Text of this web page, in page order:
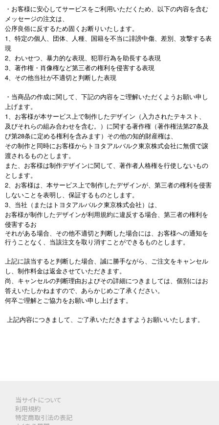
・お客様に安心してサービスをご利用いただくため、以下の内容を含む
メッセージの注文は、
公序良俗に反するため固くお断りいたします。
1、特定の個人、団体、人種、国籍を不当に誹謗中傷、差別、攻撃する表
現
2、わいせつ、暴力的な表現、犯罪行為を助長する表現
3、著作権・肖像権など第三者の権利を侵害する表現
4、その他当社が不適切と判断した表現
・当商品の作成に関して、下記の内容をご理解いただくようお願い申し
上げます。
1、お客様が本サービス上で制作したデザイン（入力されたテキスト、
及びそれらの組み合わせを含む。）に関する著作権（著作権法第27条及
び第28条に定める権利を含みます）その他の知的財産権は、
その制作と同時にお客様からトヨタアルバルク東京株式会社に無償で譲
渡されるものとします。
また、お客様は制作デザインに関して、著作者人格権を行使しないもの
とします。
2、お客様は、本サービス上で制作したデザインが、第三者の権利を侵害
しないことを表明し、保証するものとします。
3、当社（またはトヨタアルバルク東京株式会社）は、
お客様が制作したデザインが利用規約に違反する場合、第三者の権利を
侵害するお
それがある場合、その他不適切と判断した場合には、お客様への通知を
行うことなく、当該注文を取り消すことができるものとします。
上記に該当すると判断した場合、誠に勝手ながら、ご注文をキャンセル
し、制作料金は返金させていただきます。
尚、キャンセルの判断理由およびその詳細につきましては、個別にはお
答えいたしかねますので、あらかじめご了承ください。
何卒ご理解とご協力をお願い申し上げます。
上記内容につきまして、ご了承いただきますようお願いいたします。
当サイトについて
利用規約
特定商取引法の表記